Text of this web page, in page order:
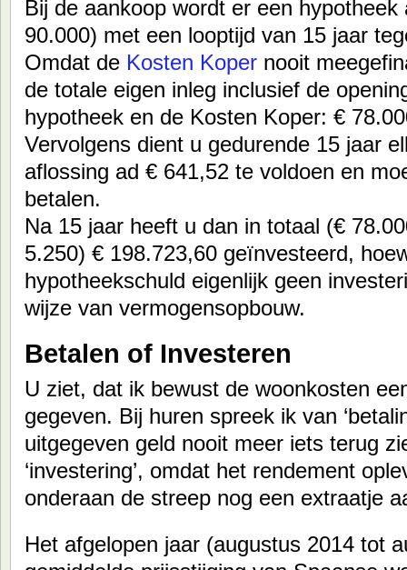
Bij de aankoop wordt er een
90.000) met een looptijd van 15 jaar
Omdat de Kosten Koper nooit
de totale eigen inleg inclusief de
hypotheek en de Kosten Koper: €
Vervolgens dient u gedurende 15 jaar
aflossing ad € 641,52 te voldoen en
betalen.
Na 15 jaar heeft u dan in totaal (€
5.250) € 198.723,60 geïnvesteerd,
hypotheekschuld eigenlijk geen
wijze van vermogensopbouw.
Betalen of Investeren
U ziet, dat ik bewust de woonkosten
gegeven. Bij huren spreek ik van
uitgegeven geld nooit meer iets terug
‘investering’, omdat het rendement
onderaan de streep nog een extraatje
Het afgelopen jaar (augustus 2014 tot